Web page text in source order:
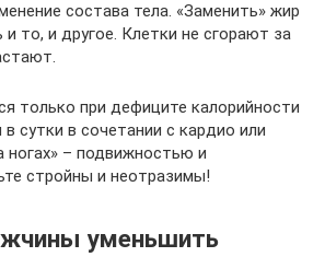
состава тела. «Заменить» жир
то, и другое. Клетки не сгорают за
только при дефиците калорийности
сутки в сочетании с кардио или
ногах» – подвижностью и
стройны и неотразимы!
уменьшить